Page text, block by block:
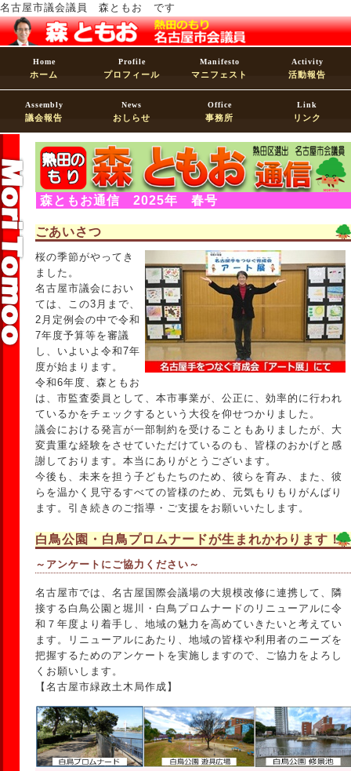
名古屋市議会議員 森ともお です
Home
ホーム
Profile
プロフィール
Manifesto
マニフェスト
Activity
活動報告
Assembly
議会報告
News
おしらせ
Office
事務所
Link
リンク
森ともお通信 2025年 春号
ごあいさつ
桜の季節がやってき
ました。
名古屋市議会におい
ては、この3月まで、
2月定例会の中で令和
7年度予算等を審議
し、いよいよ令和7年
度が始まります。
令和6年度、森ともお
は、市監査委員として、本市事業が、公正に、効率的に行われ
ているかをチェックするという大役を仰せつかりました。
議会における発言が一部制約を受けることもありましたが、大
変貴重な経験をさせていただけているのも、皆様のおかげと感
謝しております。本当にありがとうございます。
今後も、未来を担う子どもたちのため、彼らを育み、また、彼
らを温かく見守るすべての皆様のため、元気もりもりがんばり
ます。引き続きのご指導・ご支援をお願いいたします。
白鳥公園・白鳥プロムナードが生まれかわります！
～アンケートにご協力ください～
名古屋市では、名古屋国際会議場の大規模改修に連携して、隣
接する白鳥公園と堀川・白鳥プロムナードのリニューアルに令
和７年度より着手し、地域の魅力を高めていきたいと考えてい
ます。リニューアルにあたり、地域の皆様や利用者のニーズを
把握するためのアンケートを実施しますので、ご協力をよろし
くお願いします。
【名古屋市緑政土木局作成】